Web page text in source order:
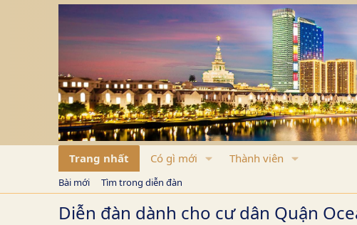
Trang nhất Có gì mới Thành viên
Bài mới Tìm trong diễn đàn
Diễn đàn dành cho cư dân Quận